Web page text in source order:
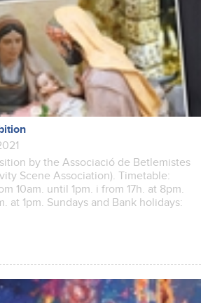
by the Associació de Betlemistes
Scene Association). Timetable:
10am. until 1pm. i from 17h. at 8pm.
at 1pm. Sundays and Bank holidays: